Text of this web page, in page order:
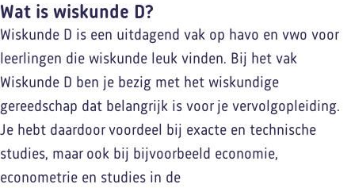
Wat is wiskunde D?
Wiskunde D is een uitdagend vak op havo en vwo voor
leerlingen die wiskunde leuk vinden. Bij het vak
Wiskunde D ben je bezig met het wiskundige
gereedschap dat belangrijk is voor je vervolgopleiding.
Je hebt daardoor voordeel bij exacte en technische
studies, maar ook bij bijvoorbeeld economie,
econometrie en studies in de